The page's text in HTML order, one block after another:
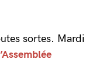
sortes. Mardi